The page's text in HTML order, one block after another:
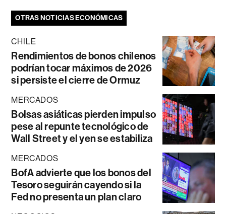
OTRAS NOTICIAS ECONÓMICAS
CHILE
Rendimientos de bonos chilenos
podrían tocar máximos de 2026
si persiste el cierre de Ormuz
MERCADOS
Bolsas asiáticas pierden impulso
pese al repunte tecnológico de
Wall Street y el yen se estabiliza
MERCADOS
BofA advierte que los bonos del
Tesoro seguirán cayendo si la
Fed no presenta un plan claro